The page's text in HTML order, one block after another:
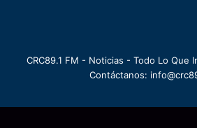
CRC89.1 FM - Noticias - Todo Lo Que
Contáctanos: